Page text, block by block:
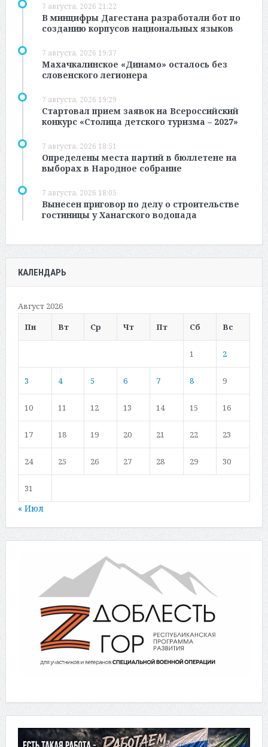
7 августа, 2026 21:22
В минцифры Дагестана разработали бот по
созданию корпусов национальных языков
7 августа, 2026 19:37
Махачкалинское «Динамо» осталось без
словенского легионера
7 августа, 2026 19:29
Стартовал прием заявок на Всероссийский
конкурс «Столица детского туризма – 2027»
7 августа, 2026 18:51
Определены места партий в бюллетене на
выборах в Народное собрание
7 августа, 2026 18:05
Вынесен приговор по делу о строительстве
гостиницы у Ханагского водопада
КАЛЕНДАРЬ
Август 2026
Пн
Вт Ср Чт Пт Сб Вс
1 2
3 4 5 6 7 8 9
10 11 12 13 14 15 16
17 18 19 20 21 22 23
24 25 26 27 28 29 30
31
« Июл